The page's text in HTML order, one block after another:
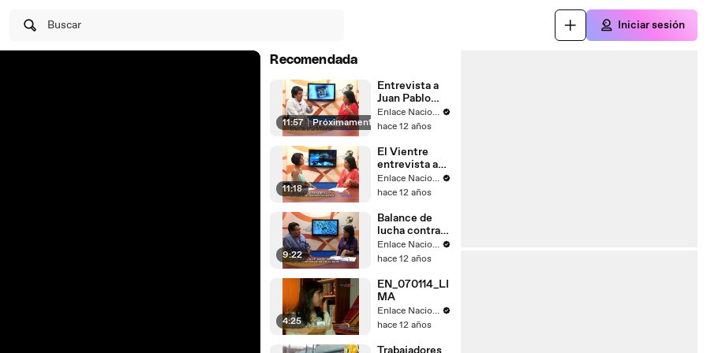
Buscar Iniciar sesión
Recomendada
11:57 | Próximamente
Entrevista a
Juan Pablo
Saaverda
FEDEPAZ
Enlace Nacional
hace 12 años
11:18
El Vientre
entrevista a
Mayella
Lloclla
Enlace Nacional
hace 12 años
9:22
Balance de
lucha contra
el
narcotrafico
Enlace Nacional
hace 12 años
4:25
EN_070114_LI
MA
Enlace Nacional
hace 12 años